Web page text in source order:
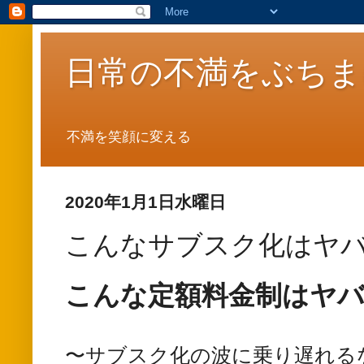
日常の不満をぶち
不満を笑顔に変える
2020年1月1日水曜日
こんなサブスク化はヤ
こんな定額料金制はヤ
〜サブスク化の波に乗り遅れる